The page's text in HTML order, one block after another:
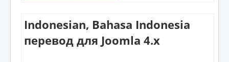
Indonesian, Bahasa Indonesia
перевод для Joomla 4.x